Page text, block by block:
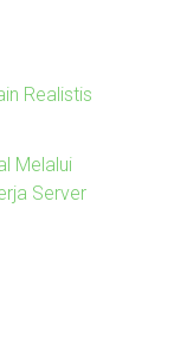
Realistis
Melalui
Server